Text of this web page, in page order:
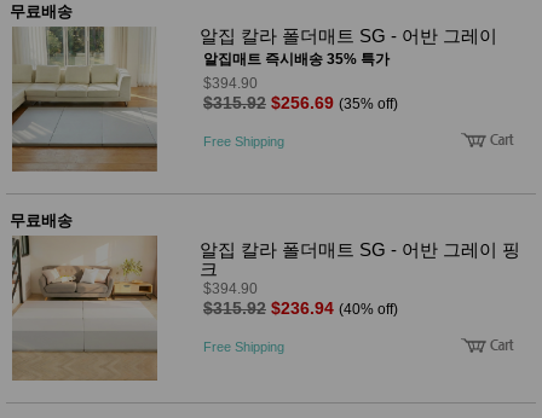
무료배송
알집 칼라 폴더매트 SG - 어반 그레이
알집매트 즉시배송 35% 특가
$394.90
$315.92 $256.69 (35% off)
Free Shipping
무료배송
알집 칼라 폴더매트 SG - 어반 그레이 핑
크
$394.90
$315.92 $236.94 (40% off)
Free Shipping